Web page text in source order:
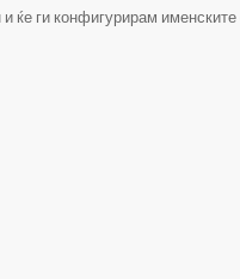
ќе ги конфигурирам